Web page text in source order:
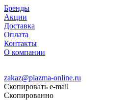
Бренды
Акции
Доставка
Оплата
Контакты
О компании
zakaz@plazma-online.ru
Скопировать e-mail
Cкопированно